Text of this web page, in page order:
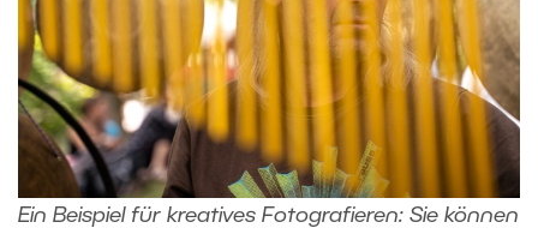
Ein Beispiel für kreatives Fotografieren: Sie können